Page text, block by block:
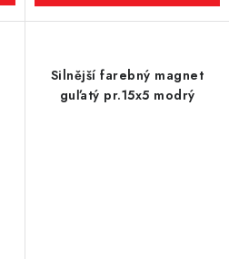
Silnější farebný magnet
guľatý pr.15x5 modrý